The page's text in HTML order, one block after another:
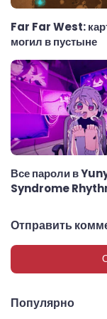
Far Far West:
могил в пустыне
Все пароли в
Syndrome
Отправить
Популярно